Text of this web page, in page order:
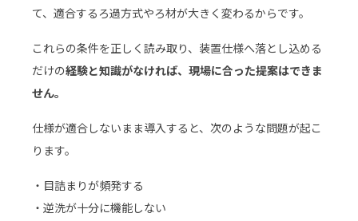
て、適合するろ過方式やろ材が大きく変わるからです。
これらの条件を正しく読み取り、装置仕様へ落とし込める
だけの経験と知識がなければ、現場に合った提案はできま
せん。
仕様が適合しないまま導入すると、次のような問題が起こ
ります。
・目詰まりが頻発する
・逆洗が十分に機能しない